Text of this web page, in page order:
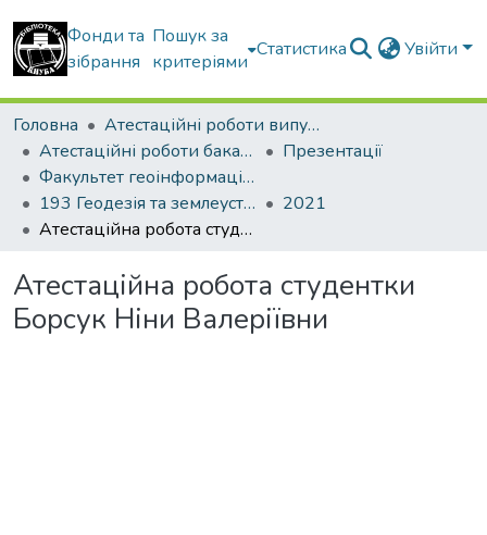
Фонди та
зібрання
Пошук за
критеріями
Статистика Увійти
Головна
Атестаційні роботи випускників
Атестаційні роботи бакалаврів
Презентації
Факультет геоінформаційних систем та управління територіями
193 Геодезія та землеустрій. Геоінформаційні системи і технології
2021
Атестаційна робота студентки Борсук Ніни Валеріївни
Атестаційна робота студентки
Борсук Ніни Валеріївни